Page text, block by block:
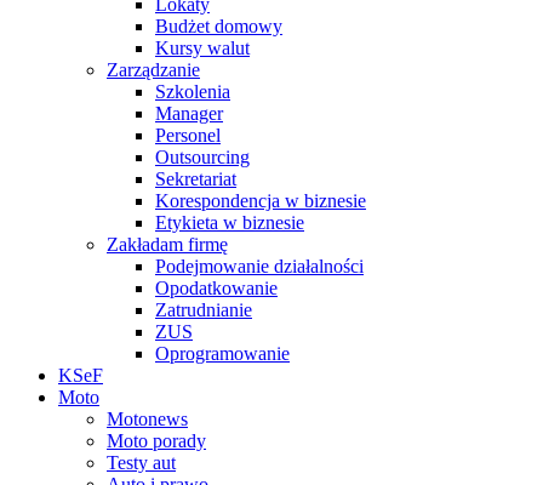
Lokaty
Budżet domowy
Kursy walut
Zarządzanie
Szkolenia
Manager
Personel
Outsourcing
Sekretariat
Korespondencja w biznesie
Etykieta w biznesie
Zakładam firmę
Podejmowanie działalności
Opodatkowanie
Zatrudnianie
ZUS
Oprogramowanie
KSeF
Moto
Motonews
Moto porady
Testy aut